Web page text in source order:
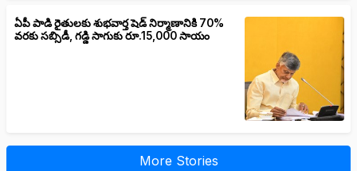
ఏపీ పాడి రైతులకు శుభవార్త షెడ్ నిర్మాణానికి 70%
వరకు సబ్సిడీ, గడ్డి సాగుకు రూ.15,000 సాయం
More Stories